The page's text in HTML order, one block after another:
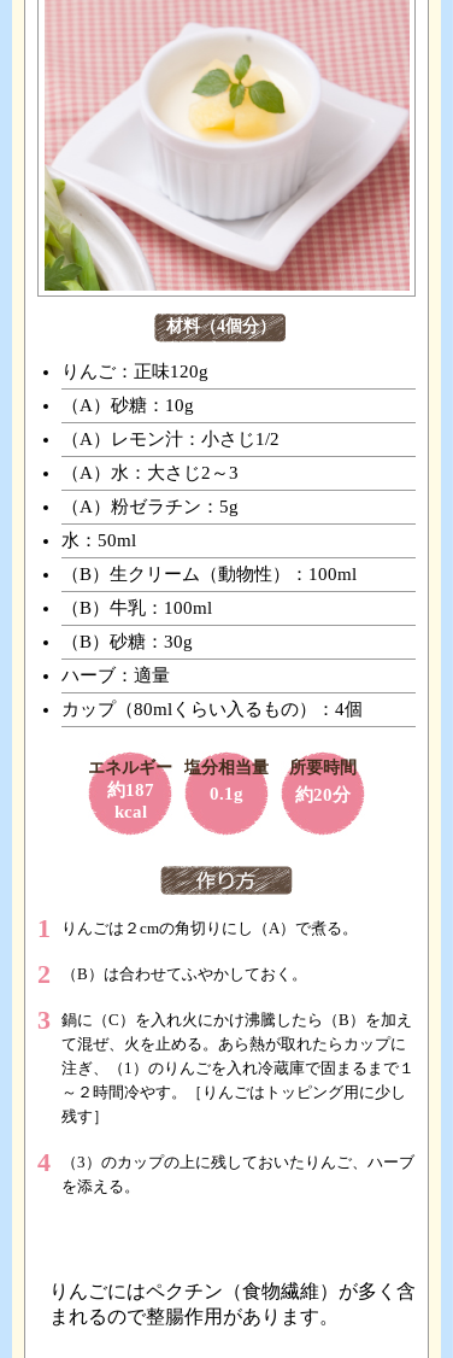
材料（4個分）
りんご：正味120g
（A）砂糖：10g
（A）レモン汁：小さじ1/2
（A）水：大さじ2～3
（A）粉ゼラチン：5g
水：50ml
（B）生クリーム（動物性）：100ml
（B）牛乳：100ml
（B）砂糖：30g
ハーブ：適量
カップ（80mlくらい入るもの）：4個
エネルギー
約187
kcal
塩分相当量
0.1g
所要時間
約20分
1 りんごは２cmの角切りにし（A）で煮る。
2 （B）は合わせてふやかしておく。
3 鍋に（C）を入れ火にかけ沸騰したら（B）を加え
て混ぜ、火を止める。あら熱が取れたらカップに
注ぎ、（1）のりんごを入れ冷蔵庫で固まるまで１
～２時間冷やす。［りんごはトッピング用に少し
残す］
4
（3）のカップの上に残しておいたりんご、ハーブ
を添える。
りんごにはペクチン（食物繊維）が多く含
まれるので整腸作用があります。